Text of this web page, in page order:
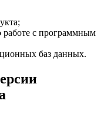
работе с программным
баз данных.